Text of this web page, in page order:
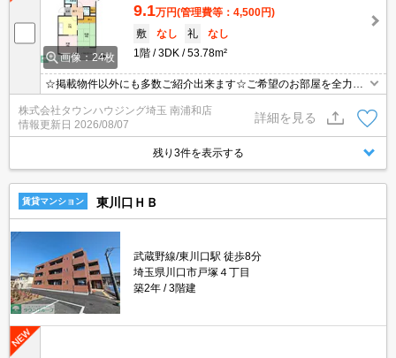
画像：24枚
9.1万円(管理費等：4,500円)
敷
なし 礼
なし
1階
3DK 53.78m²
☆掲載物件以外にも多数ご紹介出来ます☆ご希望のお部屋を全力で
お探しさせて頂きます♪
株式会社タウンハウジング埼玉 南浦和店
情報更新日 2026/08/07
詳細を見る
残り3件を表示する
賃貸マンション 東川口ＨＢ
武蔵野線/東川口駅 徒歩8分
埼玉県川口市戸塚４丁目
築2年
3階建